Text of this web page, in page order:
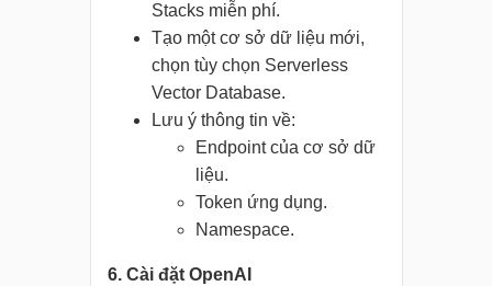
Stacks miễn phí.
Tạo một cơ sở dữ liệu mới,
chọn tùy chọn Serverless
Vector Database.
Lưu ý thông tin về:
Endpoint của cơ sở dữ
liệu.
Token ứng dụng.
Namespace.
6. Cài đặt OpenAI